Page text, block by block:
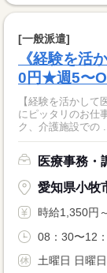
[一般派遣]
《経験を活
0円★週5〜
【経験を活かし
にピッタリのお仕事が見つかる★ ◇
ク、介護施設での ...
医療事務・
愛知県小牧
時給1,350円
08：30〜12
土曜日 日曜